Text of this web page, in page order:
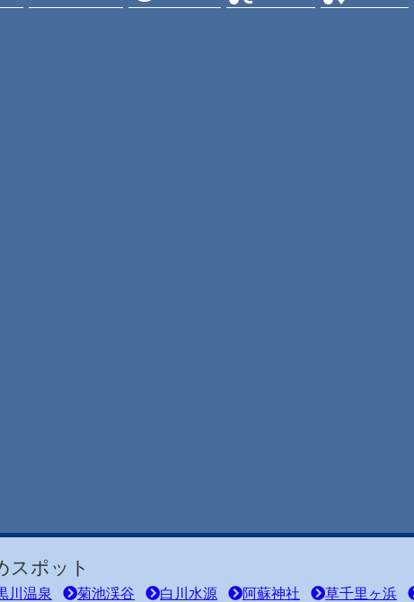
スポット
川温泉 菊池渓谷 白川水源 阿蘇神社 草千里ヶ浜